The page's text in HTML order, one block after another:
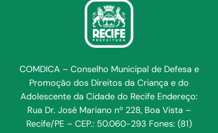
COMDICA – Conselho Municipal de Defesa e
Promoção dos Direitos da Criança e do
Adolescente da Cidade do Recife Endereço:
Rua Dr. José Mariano nº 228, Boa Vista –
Recife/PE – CEP.: 50.060-293 Fones: (81)